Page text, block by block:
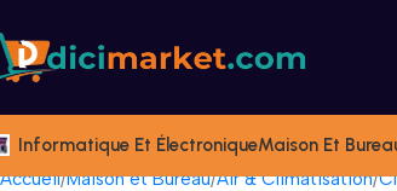
Informatique Et ÉlectroniqueMaison Et
Accueil Maison et Bureau Air & Climatisation